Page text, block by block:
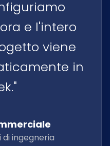
e l'intero
viene
in
di ingegneria